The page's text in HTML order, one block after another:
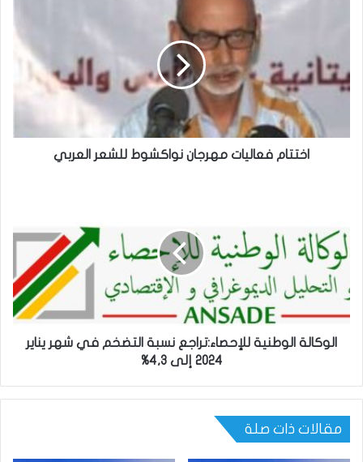
تساقطات مطرية على مناطق في ولاية الحوض
اختتام فعاليات مهرجان نواكشوط للشعر العربي
الوكالة الوطنية للإحصاء:تراجع نسبة التضخم في شهر يناير
2024 إلى 4,3%
مقالات ذات صلة